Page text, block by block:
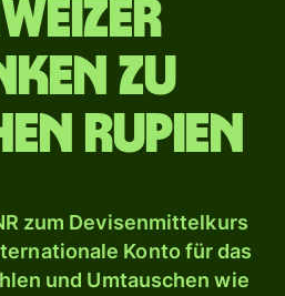
zu
Rupien
zum Devisenmittelkurs
Konto für das
und Umtauschen wie